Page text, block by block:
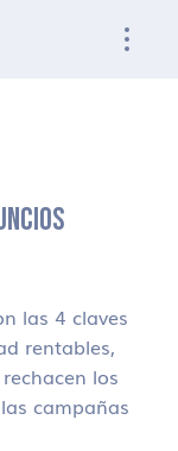
las 4 claves
rentables,
los
campañas